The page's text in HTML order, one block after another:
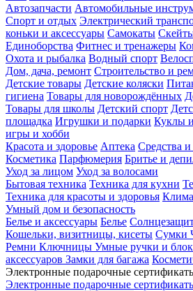
Автозапчасти Автомобильные
Спорт и отдых Электрический
коньки и аксессуары Самокаты
Единоборства Фитнес и тренажеры
Охота и рыбалка Водный спорт
Дом, дача, ремонт Строительство и
Детские товары Детские коляски
гигиена Товары для новорождённых
Товары для школы Детский спорт
площадка Игрушки и подарки Куклы
игры и хобби
Красота и здоровье Аптека Средства
Косметика Парфюмерия Бритье и
Уход за лицом Уход за волосами
Бытовая техника Техника для кухни
Техника для красоты и здоровья
Умный дом и безопасность
Белье и аксессуары Белье
Кошельки, визитницы, кисеты Сумки
Ремни Ключницы Умные ручки и
аксессуаров Замки для багажа
Электронные подарочные
Электронные подарочные